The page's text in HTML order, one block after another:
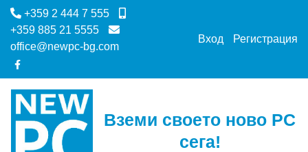
+359 2 444 7 555
+359 885 21 5555
office@newpc-bg.com
Вход Регистрация
Вземи своето ново PC
сега!